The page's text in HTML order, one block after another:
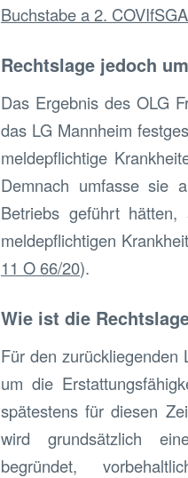
Buchstabe a 2.
Rechtslage jedoch
Das Ergebnis des OLG
das LG Mannheim
meldepflichtige
Demnach umfasse sie
Betriebs geführt
meldepflichtigen
11 O 66/20).
Wie ist die
Für den
um die
spätestens für diesen
wird grundsätzlich
begründet,